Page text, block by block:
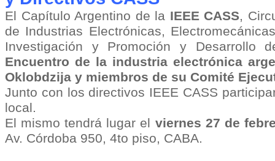
El Capítulo Argentino de la IEEE CASS,
de Industrias Electrónicas,
Investigación y Promoción y Desarrollo
Encuentro de la industria electrónica
Oklobdzija y miembros de su Comité
Junto con los directivos IEEE CASS
local.
El mismo tendrá lugar el viernes 27 de
Av. Córdoba 950, 4to piso, CABA.